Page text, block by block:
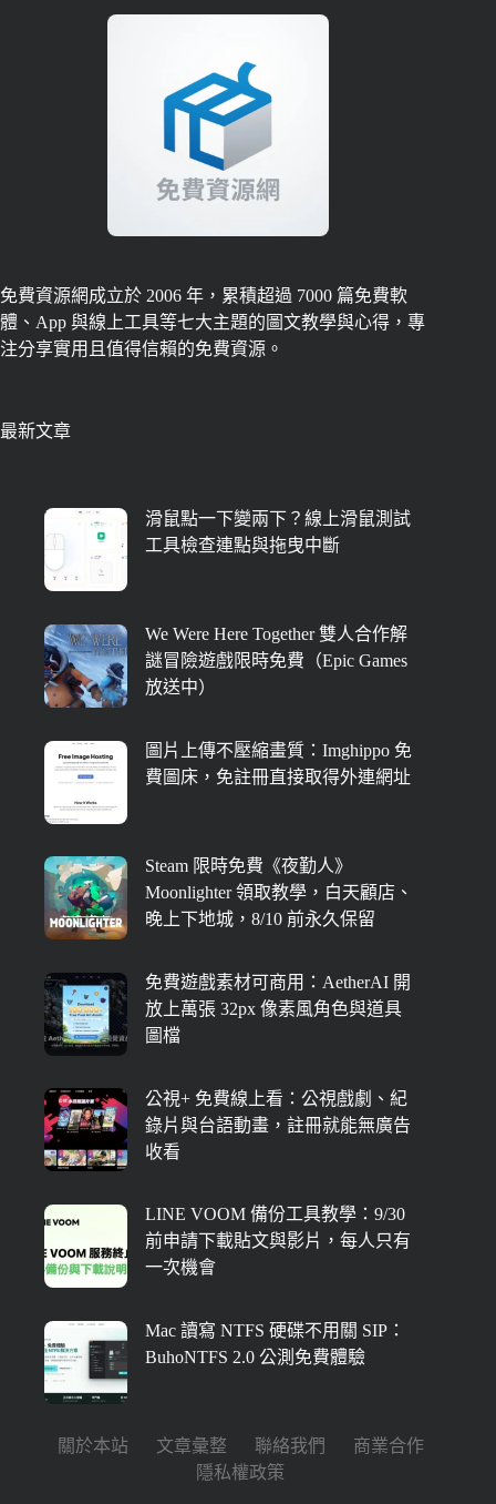
免費資源網成立於 2006 年，累積超過 7000 篇免費軟
體、App 與線上工具等七大主題的圖文教學與心得，專
注分享實用且值得信賴的免費資源。
最新文章
滑鼠點一下變兩下？線上滑鼠測試
工具檢查連點與拖曳中斷
We Were Here Together 雙人合作解
謎冒險遊戲限時免費（Epic Games
放送中）
圖片上傳不壓縮畫質：Imghippo 免
費圖床，免註冊直接取得外連網址
Steam 限時免費《夜勤人》
Moonlighter 領取教學，白天顧店、
晚上下地城，8/10 前永久保留
免費遊戲素材可商用：AetherAI 開
放上萬張 32px 像素風角色與道具
圖檔
公視+ 免費線上看：公視戲劇、紀
錄片與台語動畫，註冊就能無廣告
收看
LINE VOOM 備份工具教學：9/30
前申請下載貼文與影片，每人只有
一次機會
Mac 讀寫 NTFS 硬碟不用關 SIP：
BuhoNTFS 2.0 公測免費體驗
關於本站 文章彙整 聯絡我們
商業合作
隱私權政策